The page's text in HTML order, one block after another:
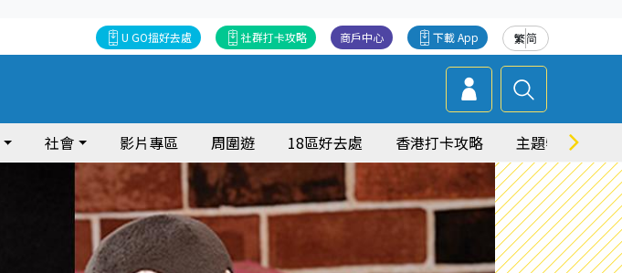
繁简
下載 App
商戶中心
社群打卡攻略
U GO搵好去處
社會 影片專區 周圍遊 18區好去處 香港打卡攻略 主題特集